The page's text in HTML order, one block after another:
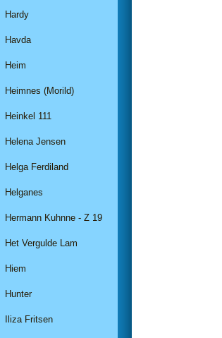
Hardy
Havda
Heim
Heimnes (Morild)
Heinkel 111
Helena Jensen
Helga Ferdiland
Helganes
Hermann Kuhnne - Z 19
Het Vergulde Lam
Hiem
Hunter
Iliza Fritsen